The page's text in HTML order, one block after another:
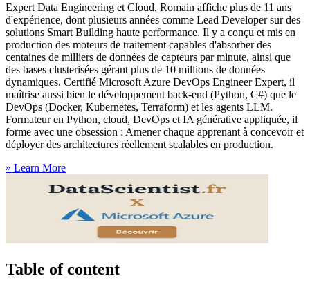
Expert Data Engineering et Cloud, Romain affiche plus de 11 ans
d'expérience, dont plusieurs années comme Lead Developer sur des
solutions Smart Building haute performance. Il y a conçu et mis en
production des moteurs de traitement capables d'absorber des
centaines de milliers de données de capteurs par minute, ainsi que
des bases clusterisées gérant plus de 10 millions de données
dynamiques. Certifié Microsoft Azure DevOps Engineer Expert, il
maîtrise aussi bien le développement back-end (Python, C#) que le
DevOps (Docker, Kubernetes, Terraform) et les agents LLM.
Formateur en Python, cloud, DevOps et IA générative appliquée, il
forme avec une obsession : Amener chaque apprenant à concevoir et
déployer des architectures réellement scalables en production.
» Learn More
Table of content